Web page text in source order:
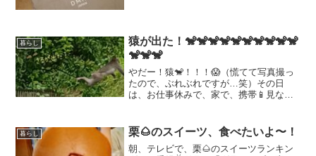
いなぁ。じゃあ、おじ...
暮らし
猿が出た！🐒🐒🐒🐒🐒🐒🐒🐒🐒🐒
🐒🐒🐒
やだー！猿🐒！！！😱（慌てて写真撮っ
たので、ぶれぶれですが…笑）その日
は、お仕事休みで、家で、携帯📱見なが
根、激しい音がしたと思ったら、猿🐒🐒
が庭に降りてきた！！！😱ひ...
暮らし 栗🌰のスイーツ、食べたいよ〜！
朝、テレビで、栗🌰のスイーツランキン